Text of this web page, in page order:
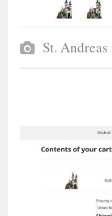
St.